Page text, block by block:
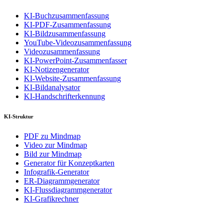
KI-Buchzusammenfassung
KI-PDF-Zusammenfassung
KI-Bildzusammenfassung
YouTube-Videozusammenfassung
Videozusammenfassung
KI-PowerPoint-Zusammenfasser
KI-Notizengenerator
KI-Website-Zusammenfassung
KI-Bildanalysator
KI-Handschrifterkennung
KI-Struktur
PDF zu Mindmap
Video zur Mindmap
Bild zur Mindmap
Generator für Konzeptkarten
Infografik-Generator
ER-Diagrammgenerator
KI-Flussdiagrammgenerator
KI-Grafikrechner